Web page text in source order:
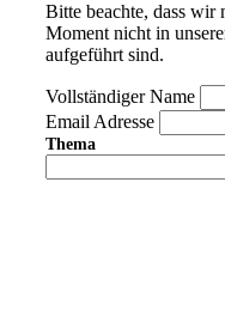
Bitte beachte, dass wir
Moment nicht in
aufgeführt sind.
Vollständiger Name
Email Adresse
Thema